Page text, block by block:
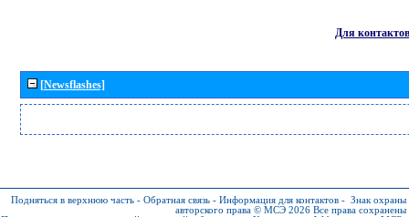
Для контактов
[Newsflashes]
Подняться в верхнюю часть - Обратная связь - Информация для контактов - Знак охраны
авторского права © МСЭ 2026 Все права сохранены